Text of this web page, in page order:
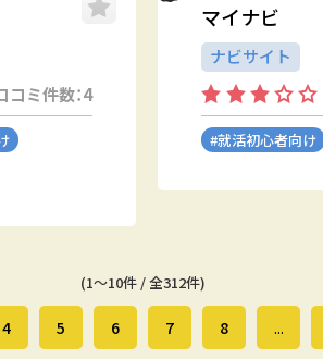
コミ件数：4
マイナビ
ナビサイト
#就活初心者向け
(1～10件 / 全312件)
4 5 6 7 8 ...